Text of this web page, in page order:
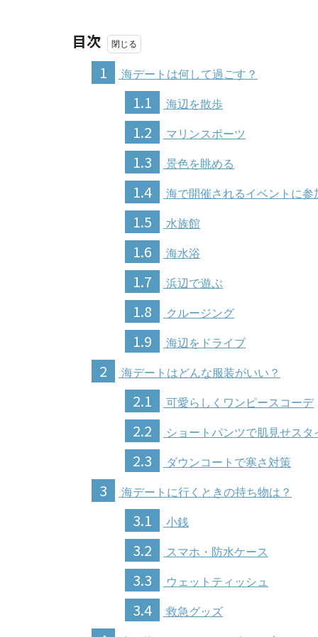
目次
1
海デートは何して過ごす？
1.1 海辺を散歩
1.2 マリンスポーツ
1.3 景色を眺める
1.4 海で開催されるイベントに参
1.5 水族館
1.6 海水浴
1.7 浜辺で遊ぶ
1.8 クルージング
1.9 海辺をドライブ
2 海デートはどんな服装がいい？
2.1 可愛らしくワンピースコーデ
2.2 ショートパンツで肌見せスタ
2.3 ダウンコートで寒さ対策
3 海デートに行くときの持ち物は？
3.1 小銭
3.2 スマホ・防水ケース
3.3 ウェットティッシュ
3.4 救急グッズ